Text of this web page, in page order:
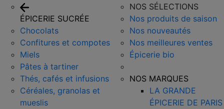
ÉPICERIE SUCRÉE
Chocolats
Confitures et compotes
Miels
Pâtes à tartiner
Thés, cafés et infusions
Céréales, granolas et
mueslis
NOS SÉLECTIONS
Nos produits de saison
Nos nouveautés
Nos meilleures ventes
Épicerie bio
NOS MARQUES
LA GRANDE
ÉPICERIE DE PARIS